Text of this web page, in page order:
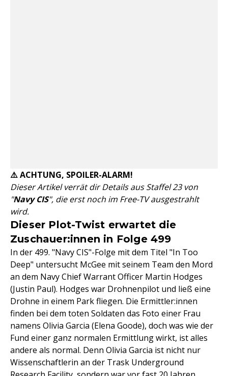
⚠️ ACHTUNG, SPOILER-ALARM!
Dieser Artikel verrät dir Details aus Staffel 23 von
"Navy CIS", die erst noch im Free-TV ausgestrahlt
wird.
Dieser Plot-Twist erwartet die
Zuschauer:innen in Folge 499
In der 499. "Navy CIS"-Folge mit dem Titel "In Too
Deep" untersucht McGee mit seinem Team den Mord
an dem Navy Chief Warrant Officer Martin Hodges
(Justin Paul). Hodges war Drohnenpilot und ließ eine
Drohne in einem Park fliegen. Die Ermittler:innen
finden bei dem toten Soldaten das Foto einer Frau
namens Olivia Garcia (Elena Goode), doch was wie der
Fund einer ganz normalen Ermittlung wirkt, ist alles
andere als normal. Denn Olivia Garcia ist nicht nur
Wissenschaftlerin an der Trask Underground